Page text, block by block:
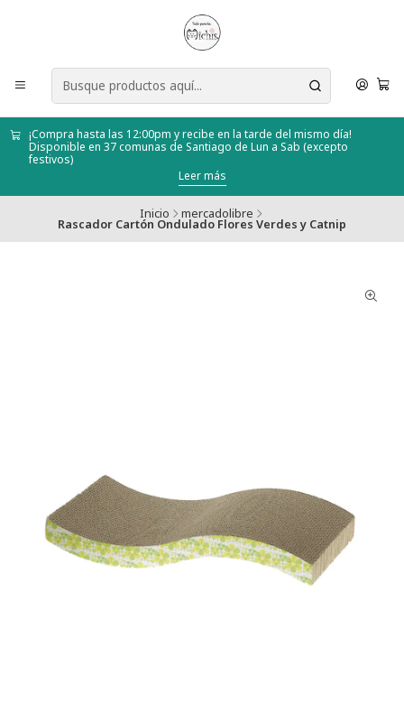
¡Compra hasta las 12:00pm y recibe en la tarde del mismo día!
Disponible en 37 comunas de Santiago de Lun a Sab (excepto
festivos)
Leer más
Inicio mercadolibre
Rascador Cartón Ondulado Flores Verdes y Catnip